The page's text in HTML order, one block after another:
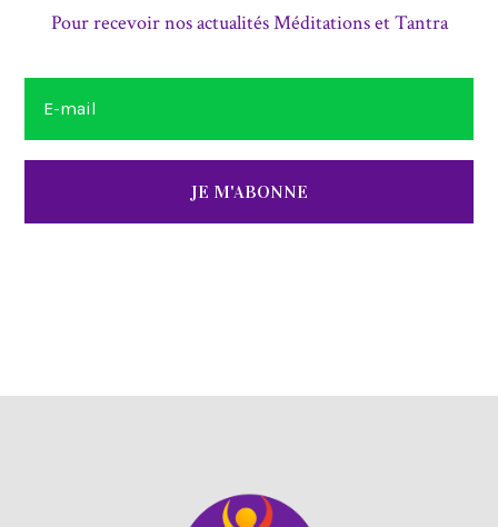
Pour recevoir nos actualités Méditations et Tantra
JE M'ABONNE